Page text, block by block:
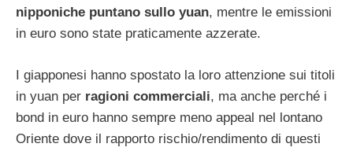
nipponiche puntano sullo yuan, mentre le emissioni
in euro sono state praticamente azzerate.
I giapponesi hanno spostato la loro attenzione sui titoli
in yuan per ragioni commerciali, ma anche perché i
bond in euro hanno sempre meno appeal nel lontano
Oriente dove il rapporto rischio/rendimento di questi